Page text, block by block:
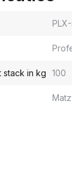
stack in kg 100